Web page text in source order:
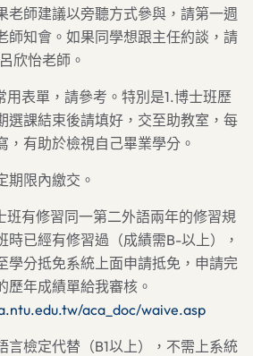
老師建議以旁聽方式參與，請第一週
師知會。如果同學想跟主任約談，請
欣怡老師。
表單，請參考。特別是1.博士班歷
選課結束後請填好，交至助教室，每
，有助於檢視自己畢業學分。
期限內繳交。
班有修習同一第二外語兩年的修習規
時已經有修習過（成績需B-以上），
學分抵免系統上面申請抵免，申請完
歷年成績單給我審核。
aca_doc/waive.asp
言檢定代替（B1以上），不需上系統